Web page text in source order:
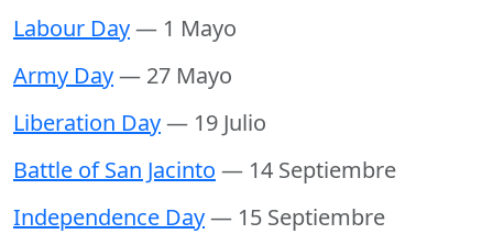
Labour Day— 1 Mayo
Army Day— 27 Mayo
Liberation Day— 19 Julio
Battle of San Jacinto — 14 Septiembre
Independence Day— 15 Septiembre